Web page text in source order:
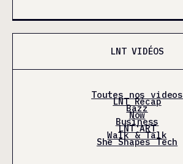
LNT VIDÉOS
Toutes nos videos
LNT Récap
Bazz
Now
Business
LNT'ART
Walk & Talk
She Shapes Tech